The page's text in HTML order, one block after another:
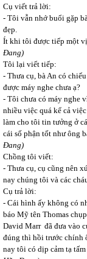
Cụ viết trả lời:
- Tôi vẫn nhớ buổi gặp
đẹp.
Ít khi tôi được tiếp một vị
Đang)
Tôi lại viết tiếp:
- Thưa cụ, bà An có
được máy nghe chưa ạ?
- Tôi chưa có máy nghe
nhiều việc quá kể cả
làm cho tôi tin tưởng ở
cái số phận tốt như ông
Đang)
Chồng tôi viết:
- Thưa cụ, cụ cũng nên
nay chúng tôi và các
Cụ trả lời:
- Cái hình ấy không có
báo Mỹ tên Thomas
David Marr đã đưa vào
đúng thì hồi trước chính
nay tôi có dịp cảm tạ